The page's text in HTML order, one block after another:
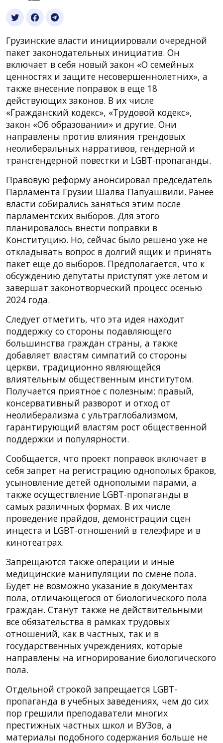
Грузинские власти инициировали очередной
пакет законодательных инициатив. Он
включает в себя новый закон «О семейных
ценностях и защите несовершеннолетних», а
также внесение поправок в еще 18
действующих законов. В их числе
«Гражданский кодекс», «Трудовой кодекс»,
закон «Об образовании» и другие. Они
направлены против влияния трендовых
неолиберальных нарративов, гендерной и
трансгендерной повестки и LGBT-пропаганды.
Правовую реформу анонсировал председатель
Парламента Грузии Шалва Папуашвили. Ранее
власти собирались заняться этим после
парламентских выборов. Для этого
планировалось внести поправки в
Конституцию. Но, сейчас было решено уже не
откладывать вопрос в долгий ящик и принять
пакет еще до выборов. Предполагается, что к
обсуждению депутаты приступят уже летом и
завершат законотворческий процесс осенью
2024 года.
Следует отметить, что эта идея находит
поддержку со стороны подавляющего
большинства граждан страны, а также
добавляет властям симпатий со стороны
церкви, традиционно являющейся
влиятельным общественным институтом.
Получается приятное с полезным: правый,
консервативный разворот и отход от
неолиберализма с ультраглобализмом,
гарантирующий властям рост общественной
поддержки и популярности.
Сообщается, что проект поправок включает в
себя запрет на регистрацию однополых браков,
усыновление детей однополыми парами, а
также осуществление LGBT-пропаганды в
самых различных формах. В их числе
проведение прайдов, демонстрации сцен
инцеста и LGBT-отношений в телеэфире и в
кинотеатрах.
Запрещаются также операции и иные
медицинские манипуляции по смене пола.
Будет не возможно указание в документах
пола, отличающегося от биологического пола
граждан. Станут также не действительными
все обязательства в рамках трудовых
отношений, как в частных, так и в
государственных учреждениях, которые
направлены на игнорирование биологического
пола.
Отдельной строкой запрещается LGBT-
пропаганда в учебных заведениях, чем до сих
пор грешили преподаватели многих
престижных частных школ и ВУЗов, а
материалы подобного содержания больше не